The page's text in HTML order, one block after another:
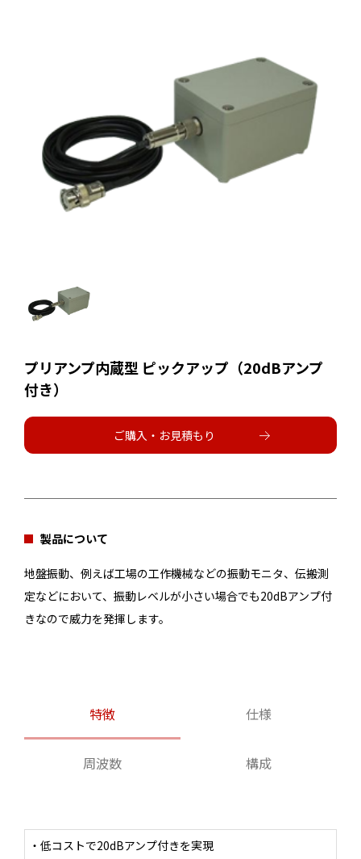
プリアンプ内蔵型 ピックアップ（20dBアンプ
付き）
ご購入・お見積もり
製品について
地盤振動、例えば工場の工作機械などの振動モニタ、伝搬測
定などにおいて、振動レベルが小さい場合でも20dBアンプ付
きなので威力を発揮します。
特徴 仕様
周波数 構成
・低コストで20dBアンプ付きを実現